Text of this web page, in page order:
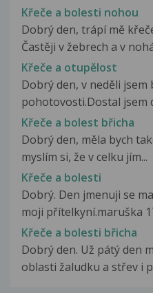
Křeče a bolesti nohou
Dobrý den, trápí mě
Častěji v žebrech a v
Křeče a otupělost
Dobrý den, v neděli
pohotovosti.Dostal jsem
Křeče a bolest břicha
Dobrý den, měla bych
myslím si, že v celku jím...
Křeče a bolesti
Dobrý. Den jmenuji se
moji přítelkyní.maruška
Křeče a bolesti břicha
Dobrý den. Už pátý den
oblasti žaludku a střev i